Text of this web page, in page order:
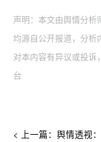
声明：本文由舆情分析
均源自公开报道，分析
对本内容有异议或投诉
台
< 上一篇：舆情透视